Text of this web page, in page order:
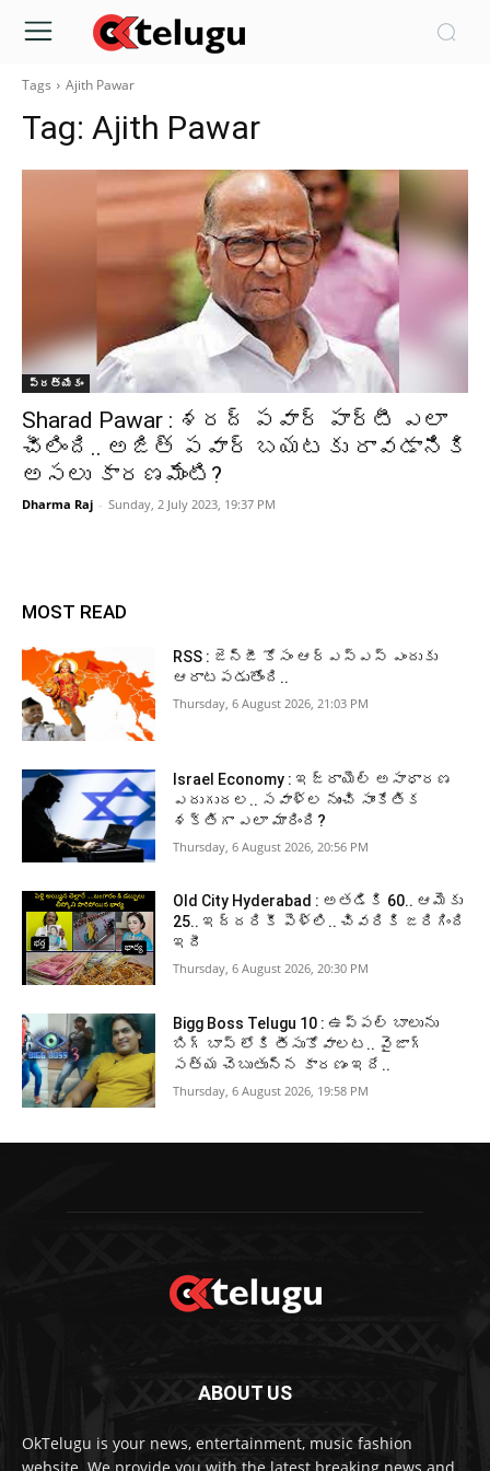
Tags Ajith Pawar
Tag: Ajith Pawar
ప్రత్యేకం
Sharad Pawar : శరద్ పవార్ పార్టీ ఎలా
చీలింది.. అజిత్ పవార్ బయటకు రావడానికి
అసలు కారణమేంటి?
Dharma Raj - Sunday, 2 July 2023, 19:37 PM
MOST READ
RSS : జెన్‌జీ కోసం ఆర్‌ఎస్‌ఎస్‌ ఎందుకు
ఆరాటపడుతోంది..
Thursday, 6 August 2026, 21:03 PM
Israel Economy : ఇజ్రాయెల్‌ అసాధారణ
ఎదుగుదల.. సవాళ్ల నుంచి సాంకేతిక
శక్తిగా ఎలా మారింది?
Thursday, 6 August 2026, 20:56 PM
Old City Hyderabad : అతడికి 60.. ఆమెకు
25.. ఇద్దరికీ పెళ్లి.. చివరికి జరిగింది
ఇదీ
Thursday, 6 August 2026, 20:30 PM
Bigg Boss Telugu 10 : ఉప్పల్ బాలును
బిగ్ బాస్ లోకి తీసుకోవాలట.. వైజాగ్
సత్య చెబుతున్న కారణం ఇదే..
Thursday, 6 August 2026, 19:58 PM
ABOUT US
OkTelugu is your news, entertainment, music fashion
website. We provide you with the latest breaking news and